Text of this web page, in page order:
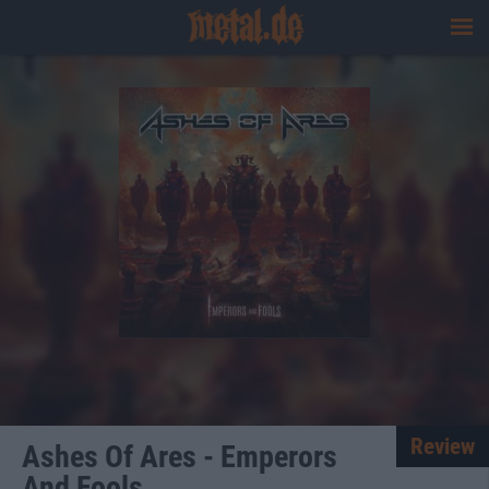
Ashes Of Ares - Emperors
Review